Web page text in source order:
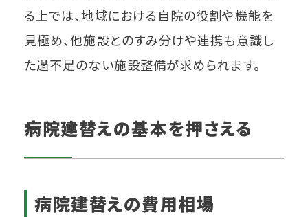
る上では、地域における自院の役割や機能を
見極め、他施設とのすみ分けや連携も意識し
た過不足のない施設整備が求められます。
病院建替えの基本を押さえる
病院建替えの費用相場